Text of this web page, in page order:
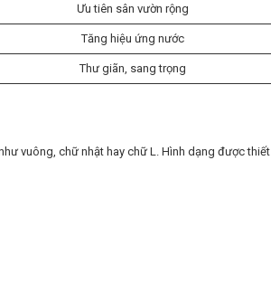
Ưu tiên sân vườn rộng
Tăng hiệu ứng nước
Thư giãn, sang trọng
vuông, chữ nhật hay chữ L. Hình dạng được thiết